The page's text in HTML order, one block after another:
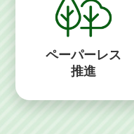
ペーパーレス
推進